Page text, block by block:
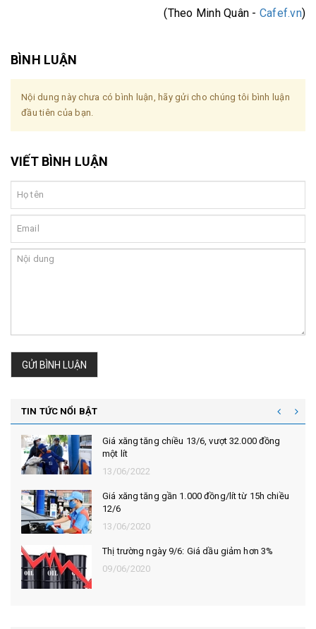
(Theo Minh Quân - Cafef.vn)
BÌNH LUẬN
Nội dung này chưa có bình luận, hãy gửi cho chúng tôi bình luận
đầu tiên của bạn.
VIẾT BÌNH LUẬN
GỬI BÌNH LUẬN
TIN TỨC NỔI BẬT
Giá xăng tăng chiều 13/6, vượt 32.000 đồng
một lít
13/06/2022
Giá xăng tăng gần 1.000 đồng/lít từ 15h chiều
12/6
13/06/2020
Thị trường ngày 9/6: Giá dầu giảm hơn 3%
09/06/2020